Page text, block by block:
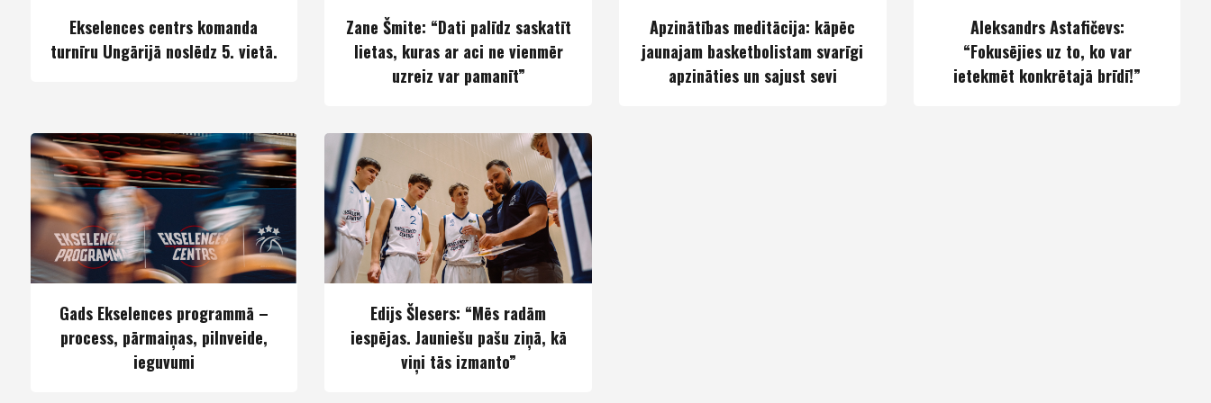
Ekselences centrs komanda
turnīru Ungārijā noslēdz 5. vietā.
Zane Šmite: “Dati palīdz saskatīt
lietas, kuras ar aci ne vienmēr
uzreiz var pamanīt”
Apzinātības meditācija: kāpēc
jaunajam basketbolistam svarīgi
apzināties un sajust sevi
Aleksandrs Astafičevs:
“Fokusējies uz to, ko var
ietekmēt konkrētajā brīdī!”
Gads Ekselences programmā –
process, pārmaiņas, pilnveide,
ieguvumi
Edijs Šlesers: “Mēs radām
iespējas. Jauniešu pašu ziņā, kā
viņi tās izmanto”